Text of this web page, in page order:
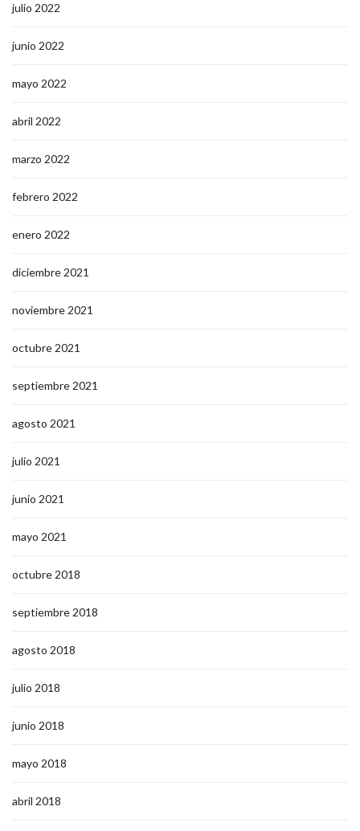
julio 2022
junio 2022
mayo 2022
abril 2022
marzo 2022
febrero 2022
enero 2022
diciembre 2021
noviembre 2021
octubre 2021
septiembre 2021
agosto 2021
julio 2021
junio 2021
mayo 2021
octubre 2018
septiembre 2018
agosto 2018
julio 2018
junio 2018
mayo 2018
abril 2018